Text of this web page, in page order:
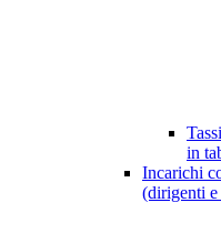
in
Incarichi
(dirigenti